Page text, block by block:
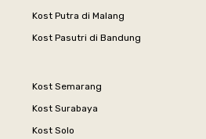
Kost Putra di Malang
Kost Pasutri di Bandung
Kost Semarang
Kost Surabaya
Kost Solo